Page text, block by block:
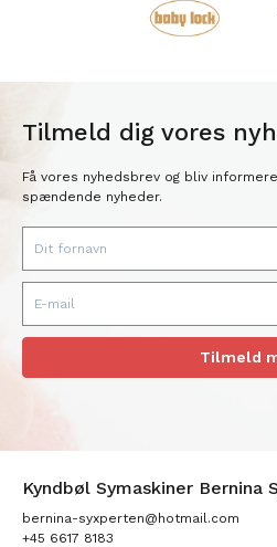
Tilmeld dig vores
Få vores nyhedsbrev og bliv
spændende nyheder.
Tilmeld
Kyndbøl Symaskiner Bernina
bernina-syxperten@hotmail.com
+45 6617 8183